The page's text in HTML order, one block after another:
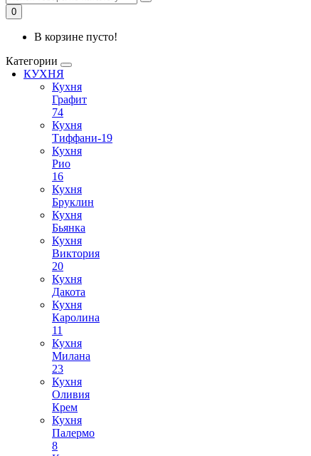
0
В корзине пусто!
Категории
КУХНЯ
Кухня
Графит
74
Кухня
Тиффани-19
Кухня
Рио
16
Кухня
Бруклин
Кухня
Бьянка
Кухня
Виктория
20
Кухня
Дакота
Кухня
Каролина
11
Кухня
Милана
23
Кухня
Оливия
Крем
Кухня
Палермо
8